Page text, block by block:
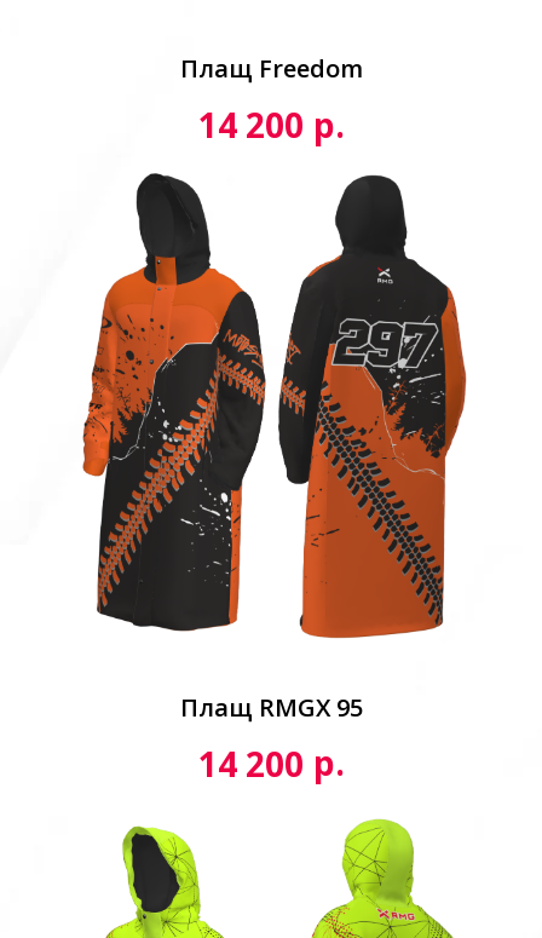
Плащ Freedom
14 200 р.
Плащ RMGX 95
14 200 р.